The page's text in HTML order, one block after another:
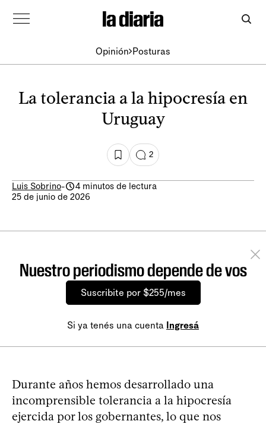
Opinión Posturas
La tolerancia a la hipocresía en
Uruguay
2
Luis Sobrino-
4 minutos de lectura
25 de junio de 2026
Nuestro periodismo depende de vos
Suscribite por $255/mes
Si ya tenés una cuenta Ingresá
Durante años hemos desarrollado una
incomprensible tolerancia a la hipocresía
ejercida por los gobernantes, lo que nos